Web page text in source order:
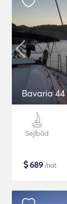
Bavaria 44
Sejlbåd
$689 /nat